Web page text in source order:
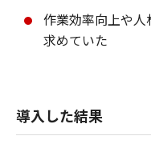
作業効率向上や
求めていた
導入した結果